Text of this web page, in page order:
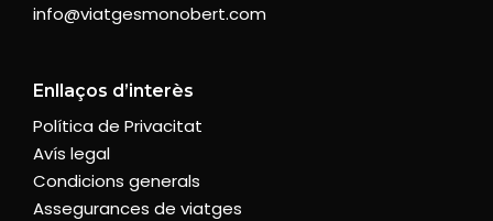
info@viatgesmonobert.com
Enllaços d’interès
Política de Privacitat
Avís legal
Condicions generals
Assegurances de viatges